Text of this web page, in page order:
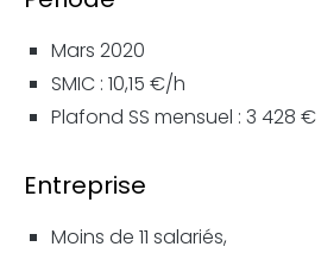
Mars 2020
SMIC : 10,15 €/h
Plafond SS mensuel : 3 428 €
Entreprise
Moins de 11 salariés,